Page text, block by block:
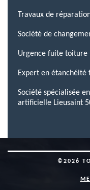
Travaux de
Société de
Urgence fuite toiture
Expert en
Société spécialisée
artificielle Lieusaint
©2026